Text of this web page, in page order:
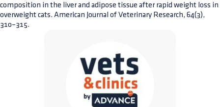
composition in the liver and adipose tissue after rapid weight loss in
overweight cats. American Journal of Veterinary Research, 64(3),
310–315.